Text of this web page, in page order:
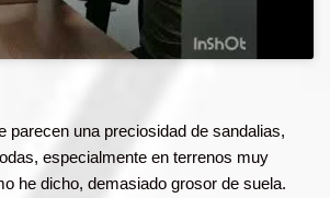
parecen una preciosidad de sandalias,
especialmente en terrenos muy
he dicho, demasiado grosor de suela.